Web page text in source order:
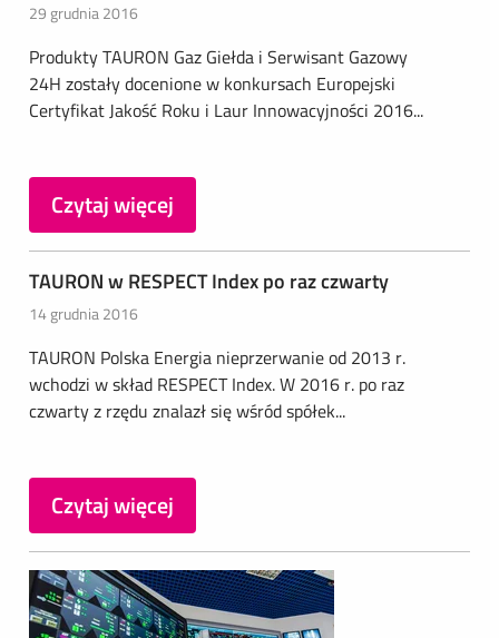
29 grudnia 2016
Produkty TAURON Gaz Giełda i Serwisant Gazowy
24H zostały docenione w konkursach Europejski
Certyfikat Jakość Roku i Laur Innowacyjności 2016...
Czytaj więcej
TAURON w RESPECT Index po raz czwarty
14 grudnia 2016
TAURON Polska Energia nieprzerwanie od 2013 r.
wchodzi w skład RESPECT Index. W 2016 r. po raz
czwarty z rzędu znalazł się wśród spółek...
Czytaj więcej